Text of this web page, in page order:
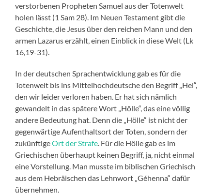
verstorbenen Propheten Samuel aus der Totenwelt
holen lässt (1 Sam 28). Im Neuen Testament gibt die
Geschichte, die Jesus über den reichen Mann und den
armen Lazarus erzählt, einen Einblick in diese Welt (Lk
16,19-31).
In der deutschen Sprachentwicklung gab es für die
Totenwelt bis ins Mittelhochdeutsche den Begriff „Hel“,
den wir leider verloren haben. Er hat sich nämlich
gewandelt in das spätere Wort „Hölle“, das eine völlig
andere Bedeutung hat. Denn die „Hölle“ ist nicht der
gegenwärtige Aufenthaltsort der Toten, sondern der
zukünftigeOrt der Strafe . Für die Hölle gab es im
Griechischen überhaupt keinen Begriff, ja, nicht einmal
eine Vorstellung. Man musste im biblischen Griechisch
aus dem Hebräischen das Lehnwort „Géhenna“ dafür
übernehmen.